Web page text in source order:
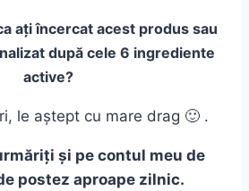
ați încercat acest produs sau
după cele 6 ingrediente
active?
, le aștept cu mare drag 🙂 .
și pe contul meu de
postez aproape zilnic.